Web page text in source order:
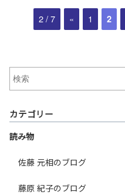
2 / 7 « 1 2
カテゴリー
読み物
佐藤 元相のブログ
藤原 紀子のブログ